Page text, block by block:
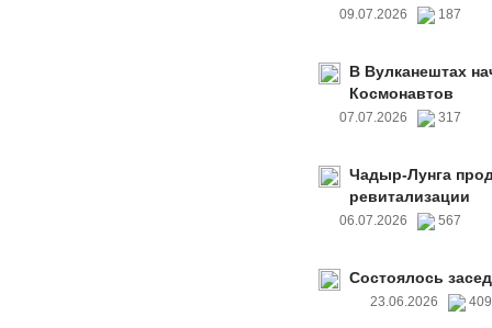
09.07.2026 187
В Вулканештах
Космонавтов
07.07.2026 317
Чадыр-Лунга
ревитализации
06.07.2026 567
Состоялось
23.06.2026